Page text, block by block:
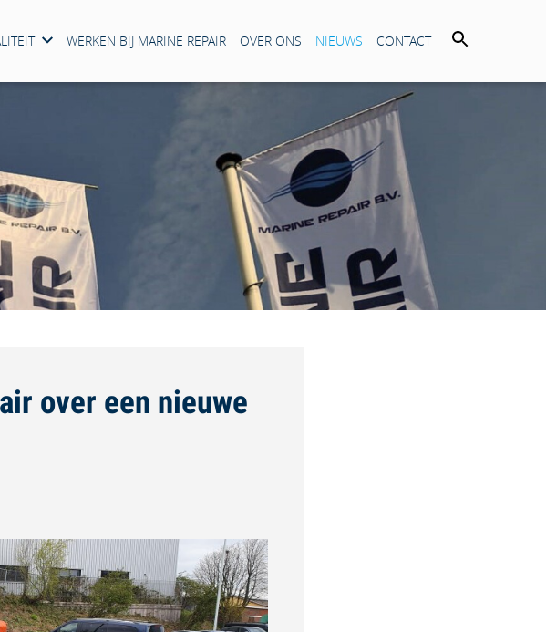
WERKEN BIJ MARINE REPAIR OVER ONS NIEUWS CONTACT
over een nieuwe